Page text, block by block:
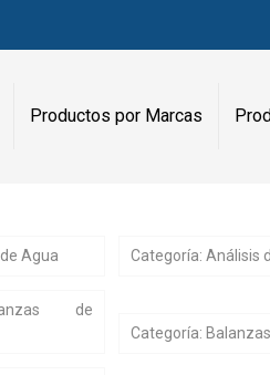
Productos por Marcas
Agua Categoría: Análisis
de
Categoría: